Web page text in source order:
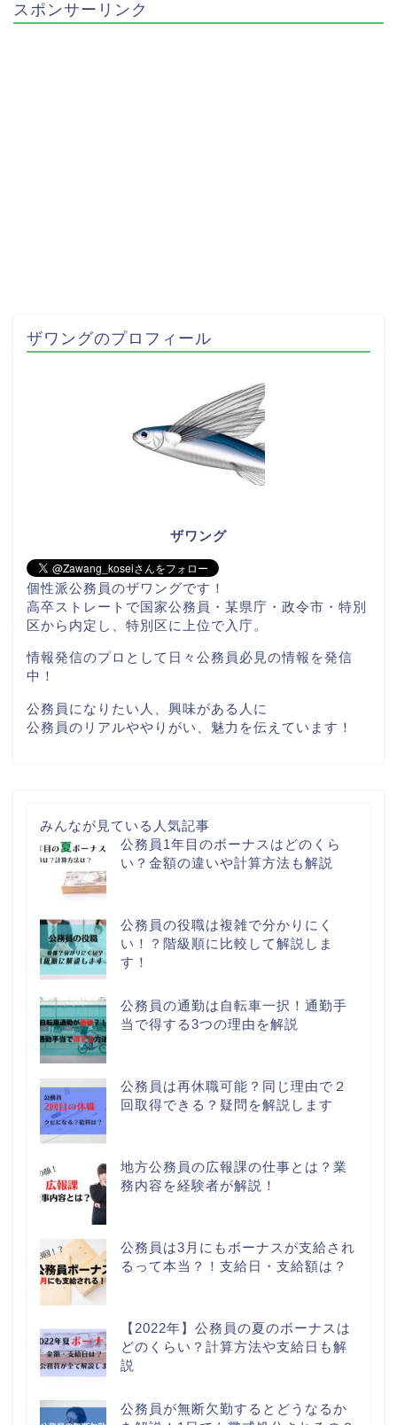
k
スポンサーリンク
ザワングのプロフィール
ザワング
個性派公務員のザワングです！
高卒ストレートで国家公務員・某県庁・政令市・特別
区から内定し、特別区に上位で入庁。
情報発信のプロとして日々公務員必見の情報を発信
中！
公務員になりたい人、興味がある人に
公務員のリアルややりがい、魅力を伝えています！
みんなが見ている人気記事
公務員1年目のボーナスはどのくら
い？金額の違いや計算方法も解説
公務員の役職は複雑で分かりにく
い！？階級順に比較して解説しま
す！
公務員の通勤は自転車一択！通勤手
当で得する3つの理由を解説
公務員は再休職可能？同じ理由で２
回取得できる？疑問を解説します
地方公務員の広報課の仕事とは？業
務内容を経験者が解説！
公務員は3月にもボーナスが支給され
るって本当？！支給日・支給額は？
【2022年】公務員の夏のボーナスは
どのくらい？計算方法や支給日も解
説
公務員が無断欠勤するとどうなるか